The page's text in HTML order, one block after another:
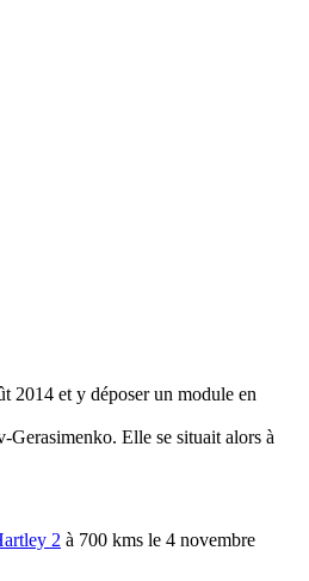
2014 et y déposer un module en
Elle se situait alors à
2 à 700 kms le 4 novembre